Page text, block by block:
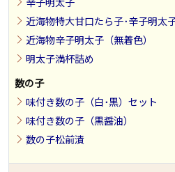
近海物特大甘口たら子･辛子明太
近海物辛子明太子（無着色）
明太子満杯詰め
数の子
味付き数の子（白･黒）セット
味付き数の子（黒醤油）
数の子松前漬